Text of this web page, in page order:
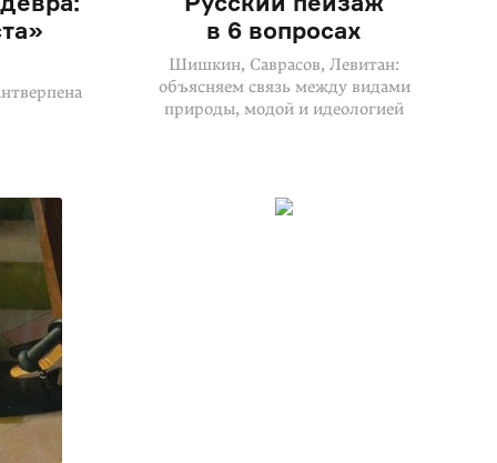
в 6 вопросах
Шишкин, Саврасов, Левитан:
объясняем связь между видами
природы, модой и идеологией